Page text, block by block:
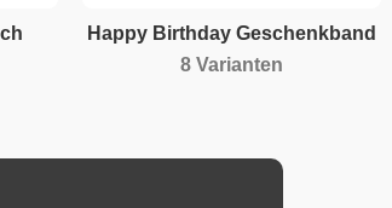
Happy Birthday Geschenkband
8 Varianten